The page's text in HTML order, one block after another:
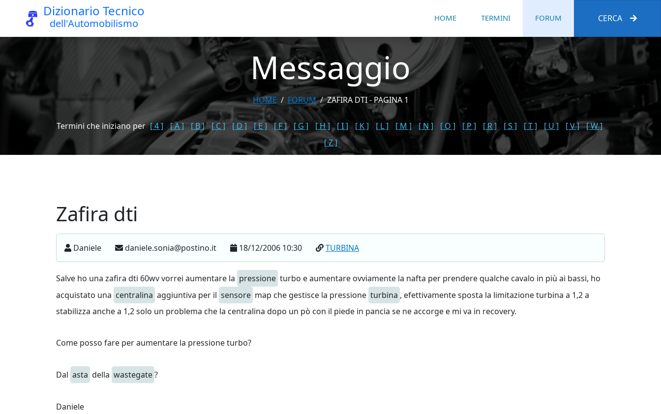
Dizionario Tecnico
dell'Automobilismo HOME TERMINI FORUM CERCA
Messaggio
HOME FORUM ZAFIRA DTI - PAGINA 1
Termini che iniziano per [ 4 ] [ A ] [ B ] [ C ] [ D ] [ E ] [ F ] [ G ] [ H ] [ I ] [ K ] [ L ] [ M ] [ N ] [ O ] [ P ] [ R ] [ S ] [ T ] [ U ] [ V ]
[ W ]
[ Z ]
Zafira dti
Daniele daniele.sonia@postino.it 18/12/2006 10:30 TURBINA
Salve ho una zafira dti 60wv vorrei aumentare la pressione turbo e aumentare ovviamente la nafta per prendere qualche cavalo in più ai bassi, ho
acquistato una centralina aggiuntiva per il sensore map che gestisce la pressione turbina , efettivamente sposta la limitazione turbina a 1,2 a
stabilizza anche a 1,2 solo un problema che la centralina dopo un pò con il piede in pancia se ne accorge e mi va in recovery.
Come posso fare per aumentare la pressione turbo?
Dal asta della wastegate?
Daniele